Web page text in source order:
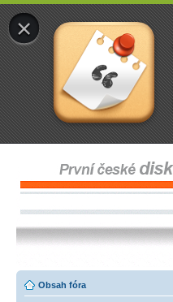
×
Obsah fóra